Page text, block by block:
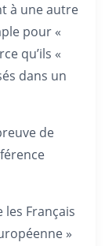
à une autre
pour «
qu’ils «
dans un
de
Français
»